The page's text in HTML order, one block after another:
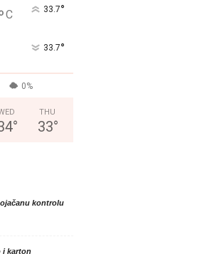
C 33.7°
33.7°
0%
°
THU
33°
kontrolu
i karton